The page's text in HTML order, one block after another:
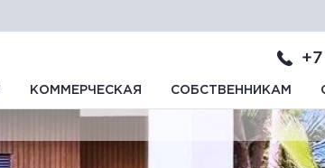
КОММЕРЧЕСКАЯ СОБСТВЕННИКАМ